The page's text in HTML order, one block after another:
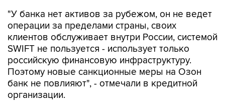
"У банка нет активов за рубежом, он не ведет
операции за пределами страны, своих
клиентов обслуживает внутри России, системой
SWIFT не пользуется - использует только
российскую финансовую инфраструктуру.
Поэтому новые санкционные меры на Озон
банк не повлияют", - отмечали в кредитной
организации.